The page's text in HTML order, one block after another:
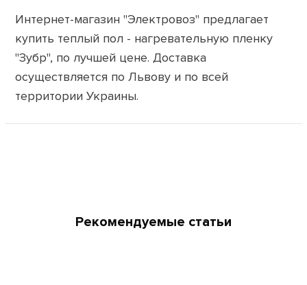
Интернет-магазин "Электровоз" предлагает
купить теплый пол - нагревательную пленку
"Зубр", по лучшей цене. Доставка
осуществляется по Львову и по всей
территории Украины.
Рекомендуемые статьи